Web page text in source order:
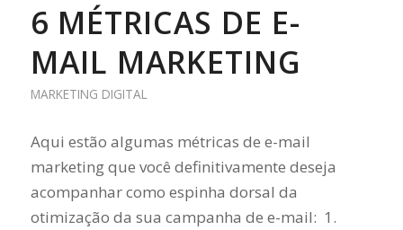
6 MÉTRICAS DE E-
MAIL MARKETING
MARKETING DIGITAL
Aqui estão algumas métricas de e-mail
marketing que você definitivamente deseja
acompanhar como espinha dorsal da
otimização da sua campanha de e-mail: 1.